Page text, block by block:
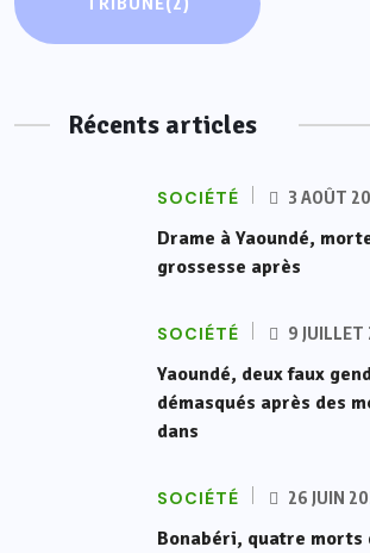
Récents articles
SOCIÉTÉ 3 AOÛT
Drame à Yaoundé,
grossesse après
SOCIÉTÉ 9 JUILLET
Yaoundé, deux faux
démasqués après des
dans
SOCIÉTÉ 26 JUIN
Bonabéri, quatre morts